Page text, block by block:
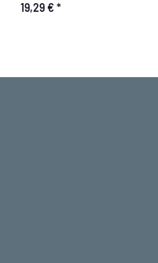
19,29 € *